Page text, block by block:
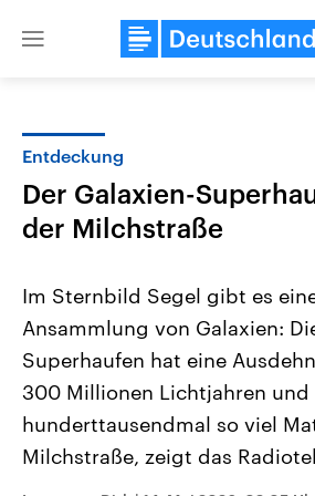
Close
Landtagswahl Sachsen-Anhalt
2026
Alle Informationen
September 2026 einen neuen
Bundesland von einer Koalition aus
Entdeckung
Der Galaxien-
der Milchstraße
Im Sternbild Segel gibt es
Ansammlung von Galaxien:
Superhaufen hat eine
300 Millionen Lichtjahren
hunderttausendmal so viel
Milchstraße, zeigt das